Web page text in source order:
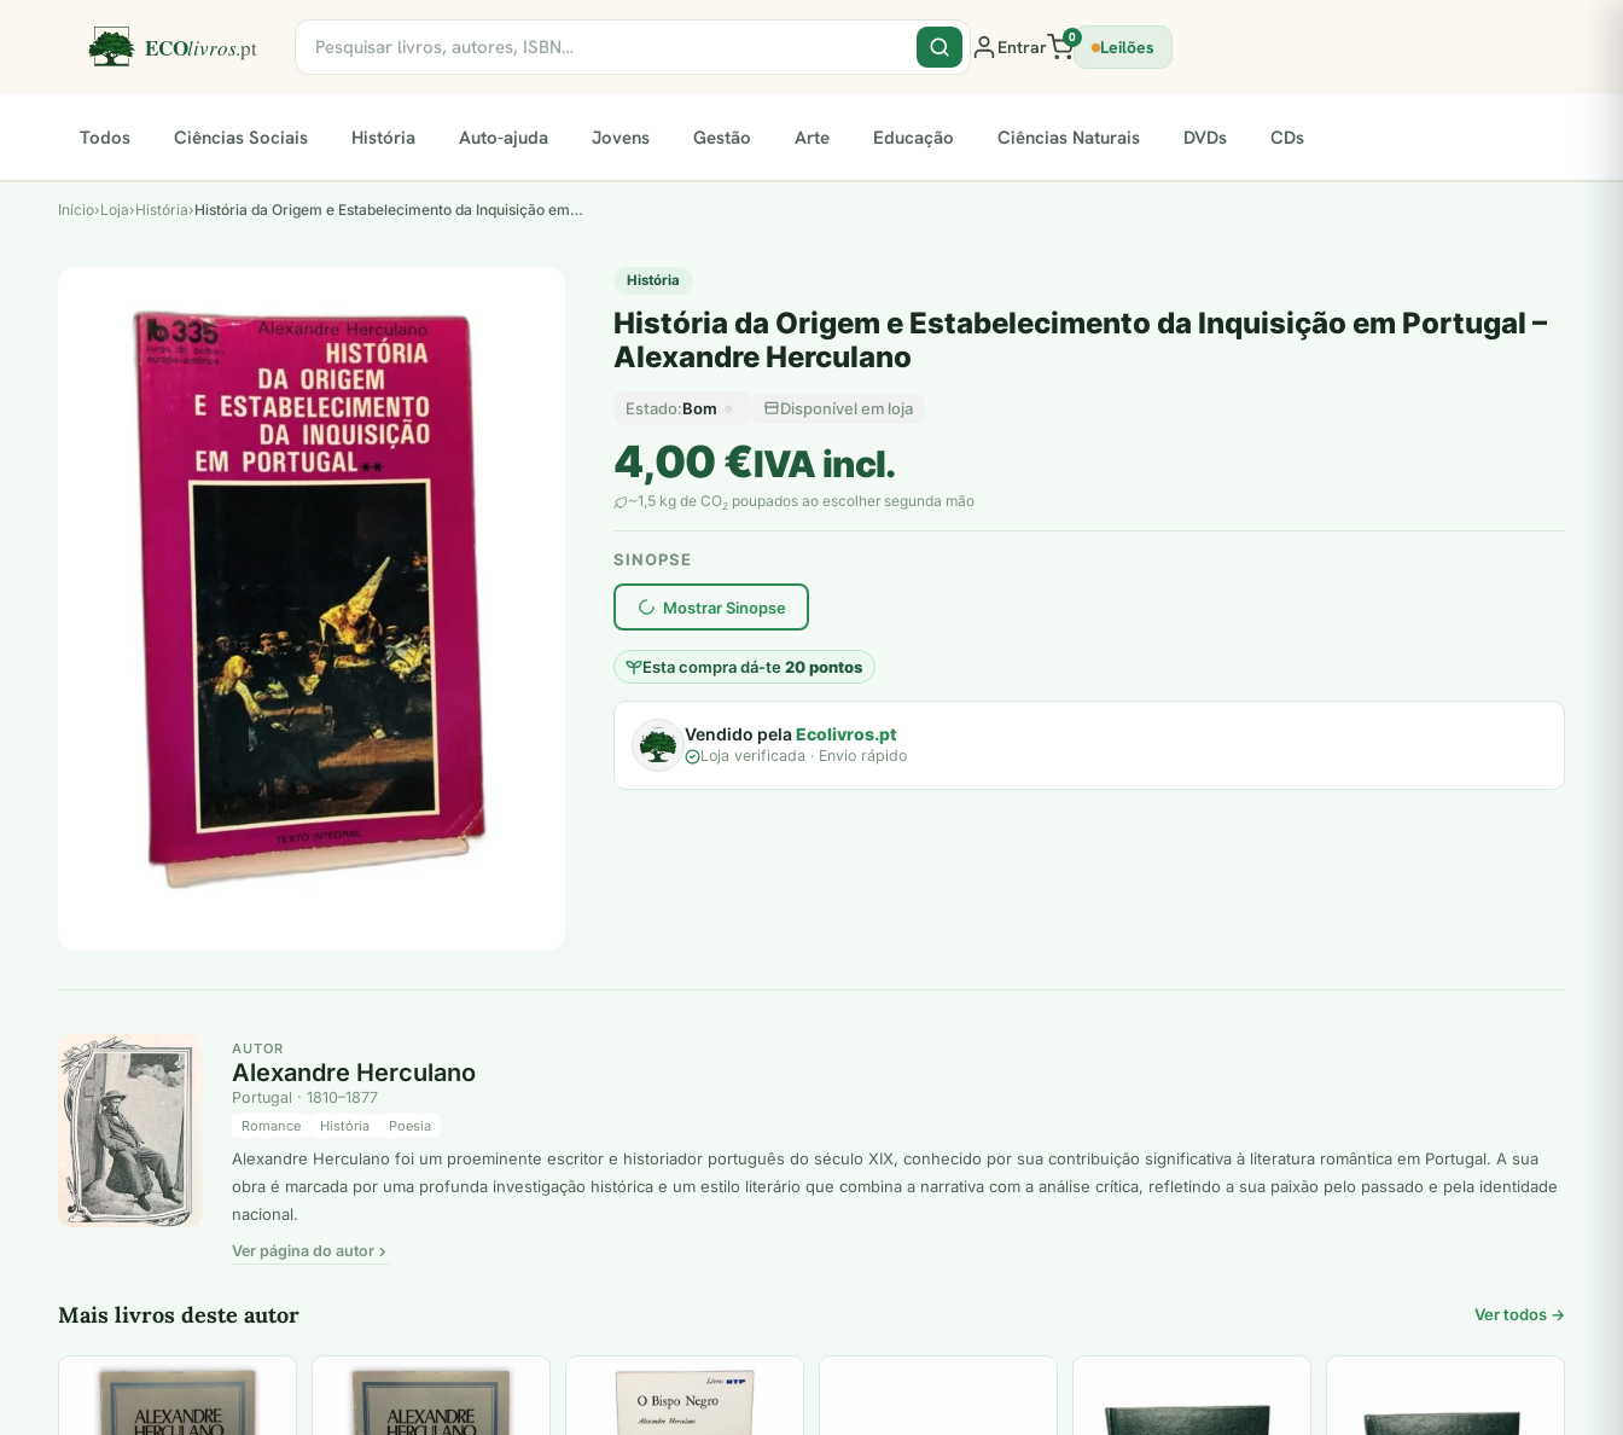
Entrar 0 Leilões
Todos Ciências Sociais História Auto-ajuda Jovens Gestão Arte Educação Ciências Naturais DVDs CDs
Início›Loja›História›História da Origem e Estabelecimento da Inquisição em…
História
História da Origem e Estabelecimento da Inquisição em Portugal –
Alexandre Herculano
Estado:Bom Disponível em loja
4,00€IVA incl.
~1,5 kg de CO2 poupados ao escolher segunda mão
SINOPSE
Mostrar Sinopse
Esta compra dá-te20 pontos
plantar árvores reais
Vendido pelaEcolivros.pt
Loja verificada · Envio rápido
AUTOR
Alexandre Herculano
Portugal · 1810–1877
Romance História Poesia
Alexandre Herculano foi um proeminente escritor e historiador português do século XIX, conhecido por sua contribuição significativa à literatura romântica em Portugal. A sua
obra é marcada por uma profunda investigação histórica e um estilo literário que combina a narrativa com a análise crítica, refletindo a sua paixão pelo passado e pela identidade
nacional.
Ver página do autor
Mais livros deste autor Ver todos →